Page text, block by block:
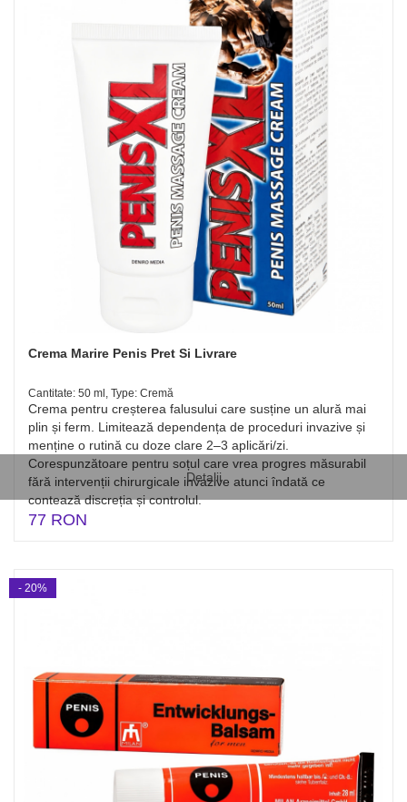
Detalii
Crema Marire Penis Pret Si Livrare
Cantitate: 50 ml, Type: Cremă
Crema pentru creșterea falusului care susține un alură mai
plin și ferm. Limitează dependența de proceduri invazive și
menține o rutină cu doze clare 2–3 aplicări/zi.
Corespunzătoare pentru soțul care vrea progres măsurabil
fără intervenții chirurgicale invazive atunci îndată ce
contează discreția și controlul.
77 RON
- 20%